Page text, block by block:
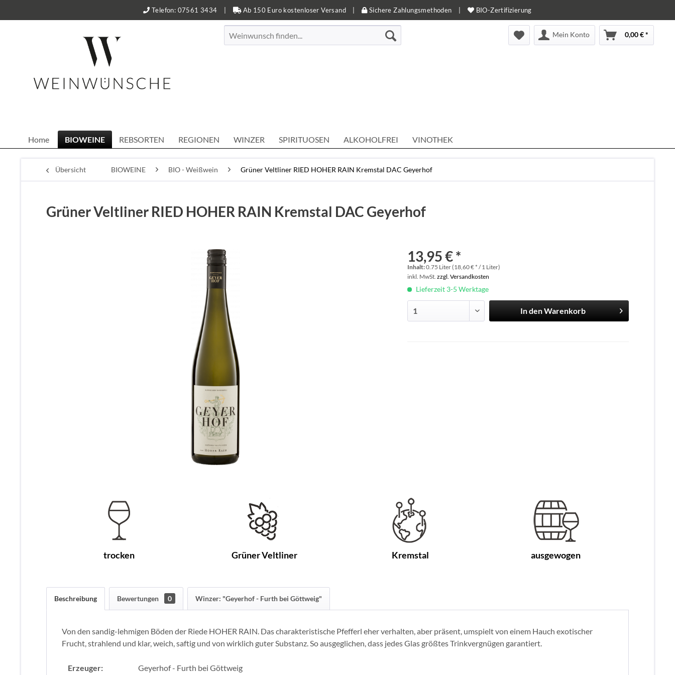
Telefon: 07561 3434 Ab 150 Euro kostenloser Versand Sichere Zahlungsmethoden BIO-Zertifizierung
Mein Konto 0,00 € *
Home BIOWEINE REBSORTEN REGIONEN WINZER SPIRITUOSEN ALKOHOLFREI VINOTHEK
Übersicht BIOWEINE BIO - Weißwein Grüner Veltliner RIED HOHER RAIN Kremstal DAC Geyerhof
Grüner Veltliner RIED HOHER RAIN Kremstal DAC Geyerhof
13,95 € *
Inhalt:0.75 Liter (18,60 € * / 1 Liter)
inkl. MwSt.zzgl. Versandkosten
Lieferzeit 3-5 Werktage
In denWarenkorb
trocken Grüner Veltliner Kremstal ausgewogen
Beschreibung Bewertungen 0 Winzer: "Geyerhof - Furth bei Göttweig"
Von den sandig-lehmigen Böden der Riede HOHER RAIN. Das charakteristische Pfefferl eher verhalten, aber präsent, umspielt von einem Hauch exotischer
Frucht, strahlend und klar, weich, saftig und von wirklich guter Substanz. So ausgeglichen, dass jedes Glas größtes Trinkvergnügen garantiert.
Erzeuger: Geyerhof - Furth bei Göttweig